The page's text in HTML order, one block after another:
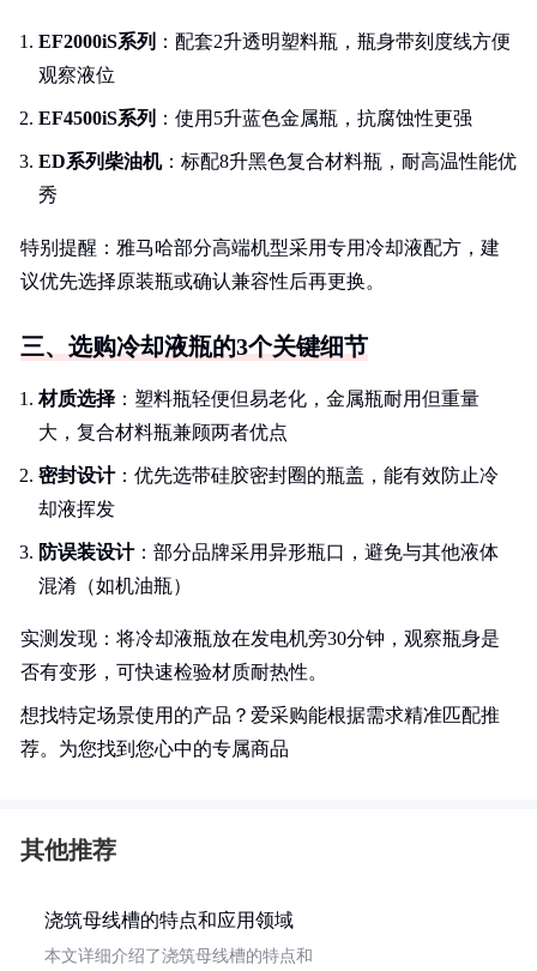
EF2000iS系列 ：配套2升透明塑料瓶，瓶身带刻度线方便
观察液位
EF4500iS系列 ：使用5升蓝色金属瓶，抗腐蚀性更强
ED系列柴油机：标配8升黑色复合材料瓶，耐高温性能优
秀
特别提醒：雅马哈部分高端机型采用专用冷却液配方，建
议优先选择原装瓶或确认兼容性后再更换。
三、选购冷却液瓶的3个关键细节
材质选择 ：塑料瓶轻便但易老化，金属瓶耐用但重量
大，复合材料瓶兼顾两者优点
密封设计：优先选带硅胶密封圈的瓶盖，能有效防止冷
却液挥发
防误装设计：部分品牌采用异形瓶口，避免与其他液体
混淆（如机油瓶）
实测发现：将冷却液瓶放在发电机旁30分钟，观察瓶身是
否有变形，可快速检验材质耐热性。
想找特定场景使用的产品？爱采购能根据需求精准匹配推
荐。为您找到您心中的专属商品
其他推荐
浇筑母线槽的特点和应用领域
本文详细介绍了浇筑母线槽的特点和